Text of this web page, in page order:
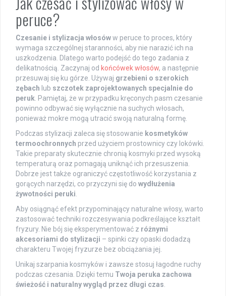
peruce?
Czesanie i stylizacja włosóww peruce to proces, który
wymaga szczególnej staranności, aby nie narazić ich na
uszkodzenia. Dlatego warto podejść do tego zadania z
delikatnością. Zaczynaj od końcówek włosów, a następnie
przesuwaj się ku górze. Używaj grzebieni o szerokich
zębach lub szczotek zaprojektowanych specjalnie do
peruk . Pamiętaj, że w przypadku kręconych pasm czesanie
powinno odbywać się wyłącznie na suchych włosach,
ponieważ mokre mogą utracić swoją naturalną formę.
Podczas stylizacji zaleca się stosowanie kosmetyków
termoochronnych przed użyciem prostownicy czy lokówki.
Takie preparaty skutecznie chronią kosmyki przed wysoką
temperaturą oraz pomagają uniknąć ich przesuszenia.
Dobrze jest także ograniczyć częstotliwość korzystania z
gorących narzędzi, co przyczyni się do wydłużenia
żywotności peruki
Aby osiągnąć efekt przypominający naturalne włosy, warto
zastosować techniki rozczesywania podkreślające kształt
fryzury. Nie bój się eksperymentować z różnymi
akcesoriami do stylizacji – spinki czy opaski dodadzą
charakteru Twojej fryzurze bez obciążania jej.
Unikaj szarpania kosmyków i zawsze stosuj łagodne ruchy
podczas czesania. Dzięki temu Twoja peruka zachowa
świeżość i naturalny wygląd przez długi czas